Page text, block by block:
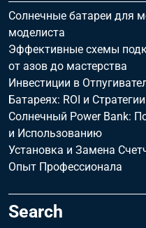
Солнечные батареи для
моделиста
Эффективные схемы
от азов до мастерства
Инвестиции в
Батареях: ROI и
Солнечный Power Bank:
и Использованию
Установка и Замена
Опыт Профессионала
Search